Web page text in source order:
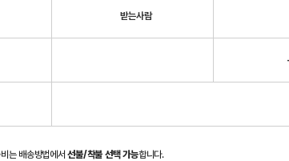
받는사람
는 배송방법에서선불/착불 선택 가능합니다.